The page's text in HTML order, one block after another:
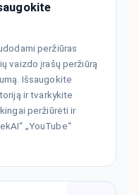
peržiūras
vaizdo įrašų peržiūrą
Išsaugokite
ir tvarkykite
peržiūrėti ir
„YouTube“